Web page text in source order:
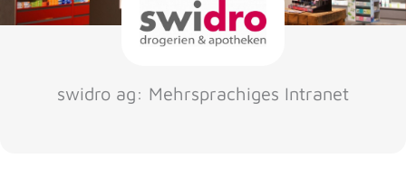
swidro ag: Mehrsprachiges Intranet